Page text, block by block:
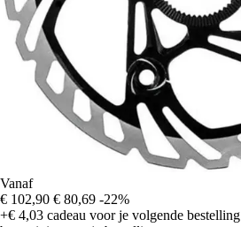
Vanaf
€ 102,90 € 80,69 -22%
+€ 4,03 cadeau voor je volgende bestelling